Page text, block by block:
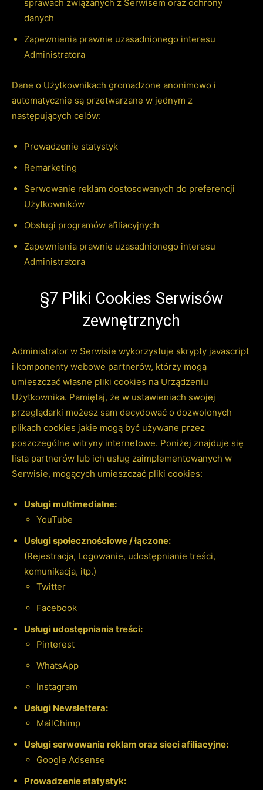
sprawach związanych z Serwisem oraz ochrony
danych
Zapewnienia prawnie uzasadnionego interesu
Administratora
Dane o Użytkownikach gromadzone anonimowo i
automatycznie są przetwarzane w jednym z
następujących celów:
Prowadzenie statystyk
Remarketing
Serwowanie reklam dostosowanych do preferencji
Użytkowników
Obsługi programów afiliacyjnych
Zapewnienia prawnie uzasadnionego interesu
Administratora
§7 Pliki Cookies Serwisów
zewnętrznych
Administrator w Serwisie wykorzystuje skrypty javascript
i komponenty webowe partnerów, którzy mogą
umieszczać własne pliki cookies na Urządzeniu
Użytkownika. Pamiętaj, że w ustawieniach swojej
przeglądarki możesz sam decydować o dozwolonych
plikach cookies jakie mogą być używane przez
poszczególne witryny internetowe. Poniżej znajduje się
lista partnerów lub ich usług zaimplementowanych w
Serwisie, mogących umieszczać pliki cookies:
Usługi multimedialne:
YouTube
Usługi społecznościowe / łączone:
(Rejestracja, Logowanie, udostępnianie treści,
komunikacja, itp.)
Twitter
Facebook
Usługi udostępniania treści:
Pinterest
WhatsApp
Instagram
Usługi Newslettera:
MailChimp
Usługi serwowania reklam oraz sieci afiliacyjne:
Google Adsense
Prowadzenie statystyk: